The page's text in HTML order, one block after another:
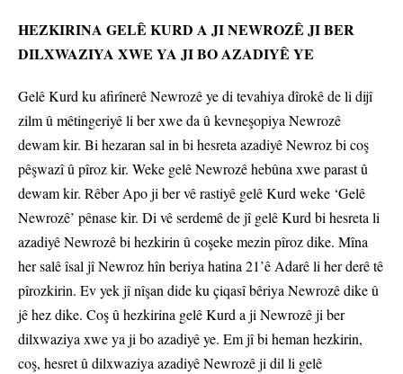
HEZKIRINA GELÊ KURD A JI NEWROZÊ JI BER
DILXWAZIYA XWE YA JI BO AZADIYÊ YE
Gelê Kurd ku afirînerê Newrozê ye di tevahiya dîrokê de li dijî
zilm û mêtingeriyê li ber xwe da û kevneşopiya Newrozê
dewam kir. Bi hezaran sal in bi hesreta azadiyê Newroz bi coş
pêşwazî û pîroz kir. Weke gelê Newrozê hebûna xwe parast û
dewam kir. Rêber Apo ji ber vê rastiyê gelê Kurd weke ‘Gelê
Newrozê’ pênase kir. Di vê serdemê de jî gelê Kurd bi hesreta li
azadiyê Newrozê bi hezkirin û coşeke mezin pîroz dike. Mîna
her salê îsal jî Newroz hîn beriya hatina 21’ê Adarê li her derê tê
pîrozkirin. Ev yek jî nîşan dide ku çiqasî bêriya Newrozê dike û
jê hez dike. Coş û hezkirina gelê Kurd a ji Newrozê ji ber
dilxwaziya xwe ya ji bo azadiyê ye. Em jî bi heman hezkirin,
coş, hesret û dilxwaziya azadiyê Newrozê ji dil li gelê